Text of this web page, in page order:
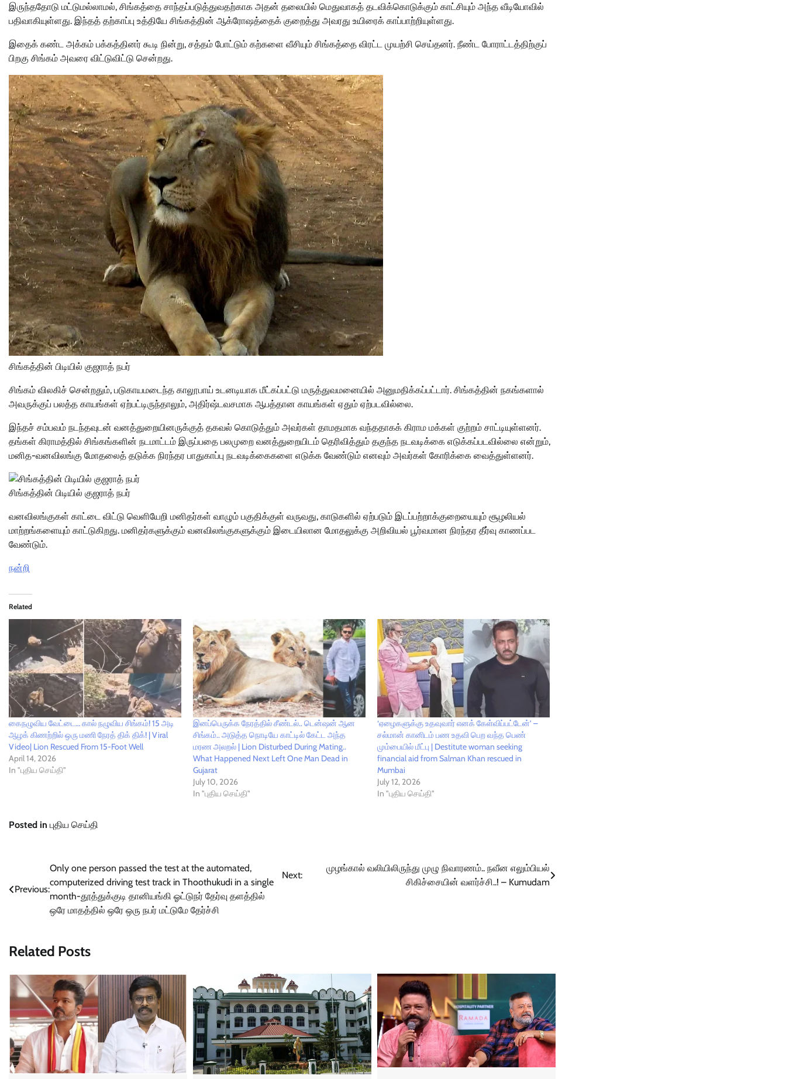
இருந்ததோடு மட்டுமல்லாமல், சிங்கத்தை சாந்தப்படுத்துவதற்காக அதன் தலையில் மெதுவாகத் தடவிக்கொடுக்கும் காட்சியும் அந்த வீடியோவில்
பதிவாகியுள்ளது. இந்தத் தற்காப்பு உத்தியே சிங்கத்தின் ஆக்ரோஷத்தைக் குறைத்து அவரது உயிரைக் காப்பாற்றியுள்ளது.
இதைக் கண்ட அக்கம் பக்கத்தினர் கூடி நின்று, சத்தம் போட்டும் கற்களை வீசியும் சிங்கத்தை விரட்ட முயற்சி செய்தனர். நீண்ட போராட்டத்திற்குப்
பிறகு சிங்கம் அவரை விட்டுவிட்டு சென்றது.
சிங்கத்தின் பிடியில் குஜராத் நபர்
சிங்கம் விலகிச் சென்றதும், படுகாயமடைந்த காலூபாய் உடனடியாக மீட்கப்பட்டு மருத்துவமனையில் அனுமதிக்கப்பட்டார். சிங்கத்தின் நகங்களால்
அவருக்குப் பலத்த காயங்கள் ஏற்பட்டிருந்தாலும், அதிர்ஷ்டவசமாக ஆபத்தான காயங்கள் ஏதும் ஏற்படவில்லை.
இந்தச் சம்பவம் நடந்தவுடன் வனத்துறையினருக்குத் தகவல் கொடுத்தும் அவர்கள் தாமதமாக வந்ததாகக் கிராம மக்கள் குற்றம் சாட்டியுள்ளனர்.
தங்கள் கிராமத்தில் சிங்கங்களின் நடமாட்டம் இருப்பதை பலமுறை வனத்துறையிடம் தெரிவித்தும் தகுந்த நடவடிக்கை எடுக்கப்படவில்லை என்றும்,
மனித-வனவிலங்கு மோதலைத் தடுக்க நிரந்தர பாதுகாப்பு நடவடிக்கைகளை எடுக்க வேண்டும் எனவும் அவர்கள் கோரிக்கை வைத்துள்ளனர்.
சிங்கத்தின் பிடியில் குஜராத் நபர்
வனவிலங்குகள் காட்டை விட்டு வெளியேறி மனிதர்கள் வாழும் பகுதிக்குள் வருவது, காடுகளில் ஏற்படும் இடப்பற்றாக்குறையையும் சூழலியல்
மாற்றங்களையும் காட்டுகிறது. மனிதர்களுக்கும் வனவிலங்குகளுக்கும் இடையிலான மோதலுக்கு அறிவியல் பூர்வமான நிரந்தர தீர்வு காணப்பட
வேண்டும்.
நன்றி
Related
கைநழுவிய வேட்டை… கால் நழுவிய சிங்கம்! 15 அடி
ஆழக் கிணற்றில் ஒரு மணி நேரத் திக் திக்! | Viral
Video| Lion Rescued From 15-Foot Well
April 14, 2026
In "புதிய செய்தி"
இனப்பெருக்க நேரத்தில் சீண்டல்.. டென்ஷன் ஆன
சிங்கம்.. அடுத்த நொடியே காட்டில் கேட்ட அந்த
மரண அலறல் | Lion Disturbed During Mating..
What Happened Next Left One Man Dead in
Gujarat
July 10, 2026
In "புதிய செய்தி"
‘ஏழைகளுக்கு உதவுவார் எனக் கேள்விப்பட்டேன்’ –
சல்மான் கானிடம் பண உதவி பெற வந்த பெண்
மும்பையில் மீட்பு | Destitute woman seeking
financial aid from Salman Khan rescued in
Mumbai
July 12, 2026
In "புதிய செய்தி"
Posted in புதிய செய்தி
navigation
Previous:
Only one person passed the test at the automated,
computerized driving test track in Thoothukudi in a single
month-தூத்துக்குடி தானியங்கி ஓட்டுநர் தேர்வு தளத்தில்
ஒரே மாதத்தில் ஒரே ஒரு நபர் மட்டுமே தேர்ச்சி
Next:
முழங்கால் வலியிலிருந்து முழு நிவாரணம்.. நவீன எலும்பியல்
சிகிச்சையின் வளர்ச்சி..! – Kumudam
Related Posts